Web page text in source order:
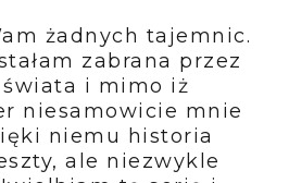
żadnych tajemnic.
zabrana przez
i mimo iż
niesamowicie mnie
niemu historia
ale niezwykle